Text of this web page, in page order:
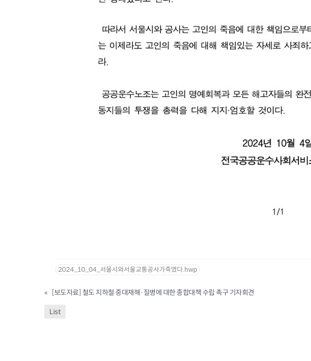
2024_10_04_서울시와서울교통공사가죽였다.hwp
« [보도자료] 철도 지하철 중대재해·질병에 대한 종합대책 수립 촉구 기자회견
List